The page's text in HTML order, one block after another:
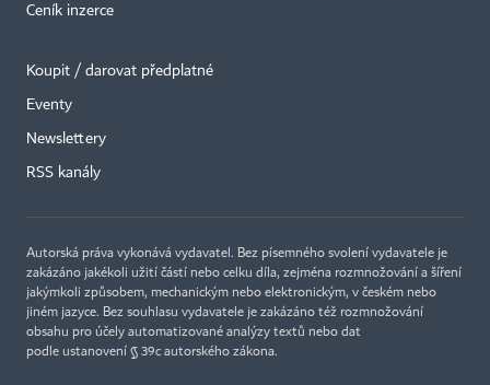
Ceník inzerce
Koupit / darovat předplatné
Eventy
Newslettery
RSS kanály
Autorská práva vykonává vydavatel. Bez písemného svolení vydavatele je
zakázáno jakékoli užití částí nebo celku díla, zejména rozmnožování a šíření
jakýmkoli způsobem, mechanickým nebo elektronickým, v českém nebo
jiném jazyce. Bez souhlasu vydavatele je zakázáno též rozmnožování
obsahu pro účely automatizované analýzy textů nebo dat
podle ustanovení § 39c autorského zákona.